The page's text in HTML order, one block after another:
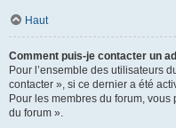
Haut
Comment puis-je contacter un
Pour l’ensemble des utilisateurs
contacter », si ce dernier a été
Pour les membres du forum,
du forum ».